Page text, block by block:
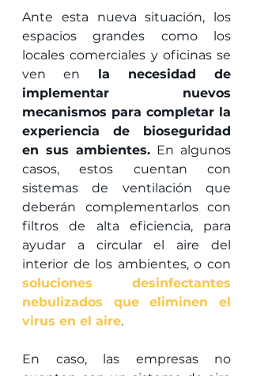
Ante esta nueva situación, los
espacios grandes como los
locales comerciales y oficinas se
ven en la necesidad de
implementar nuevos
mecanismos para completar la
experiencia de bioseguridad
en sus ambientes. En algunos
casos, estos cuentan con
sistemas de ventilación que
deberán complementarlos con
filtros de alta eficiencia, para
ayudar a circular el aire del
soluciones desinfectantes
nebulizados que eliminen el
virus en el aire.
En caso, las empresas no